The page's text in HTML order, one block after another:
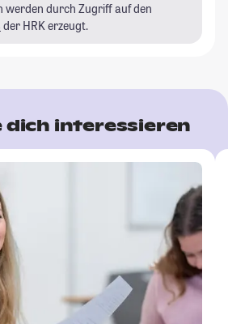
werden durch Zugriff auf den
der HRK erzeugt.
dich interessieren